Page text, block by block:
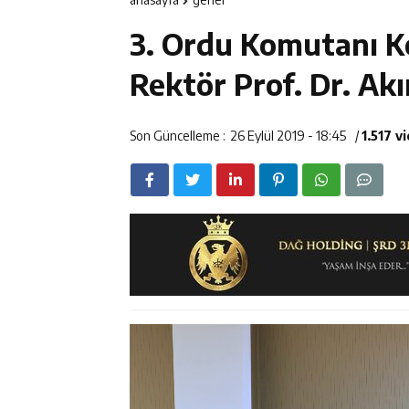
Erzincan’da
12:13 Erzincan Erkek
12:12 Erzincan
12:19 Umre Ödüllü
3. Ordu Komutanı
Rektör Prof. Dr.
Son Güncelleme : 26 Eylül 2019 - 18:45 /1.517